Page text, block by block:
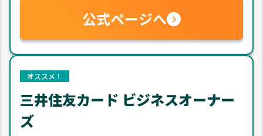
公式ページへ
オススメ！
三井住友カード ビジネスオーナー
ズ